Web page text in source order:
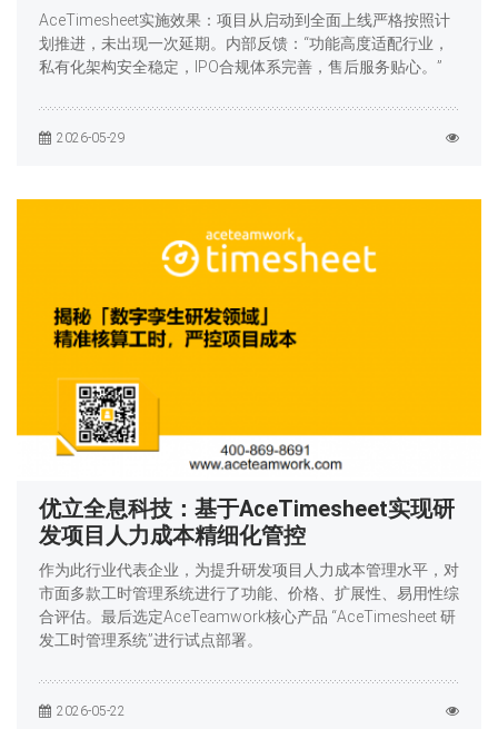
AceTimesheet实施效果：项目从启动到全面上线严格按照计
划推进，未出现一次延期。内部反馈：“功能高度适配行业，
私有化架构安全稳定，IPO合规体系完善，售后服务贴心。”
2026-05-29
优立全息科技：基于AceTimesheet实现研
发项目人力成本精细化管控
作为此行业代表企业，为提升研发项目人力成本管理水平，对
市面多款工时管理系统进行了功能、价格、扩展性、易用性综
合评估。最后选定AceTeamwork核心产品 “AceTimesheet 研
发工时管理系统”进行试点部署。
2026-05-22